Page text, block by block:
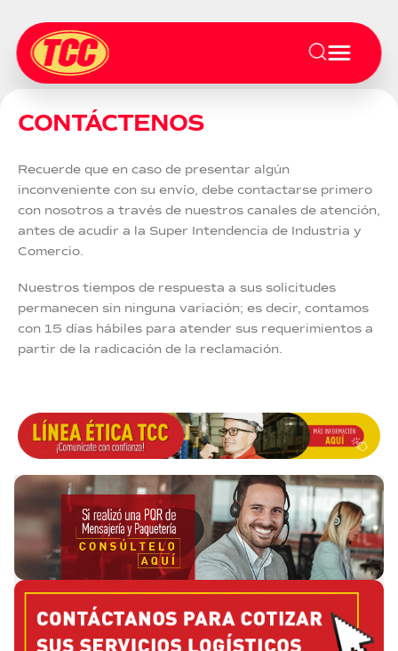
CONTÁCTENOS
Recuerde que en caso de presentar algún
inconveniente con su envío, debe contactarse primero
con nosotros a través de nuestros canales de atención,
antes de acudir a la Super Intendencia de Industria y
Comercio.
Nuestros tiempos de respuesta a sus solicitudes
permanecen sin ninguna variación; es decir, contamos
con 15 días hábiles para atender sus requerimientos a
partir de la radicación de la reclamación.